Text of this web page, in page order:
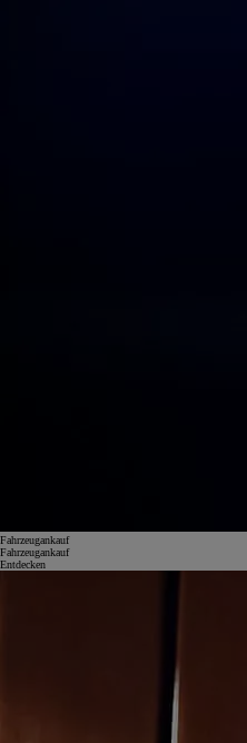
Fahrzeugankauf
Fahrzeugankauf
Entdecken